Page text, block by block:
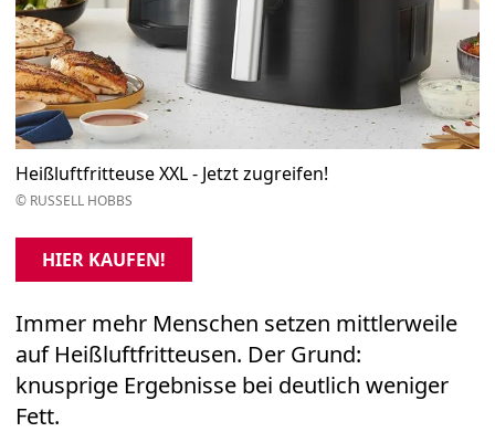
Heißluftfritteuse XXL - Jetzt zugreifen!
© RUSSELL HOBBS
HIER KAUFEN!
Immer mehr Menschen setzen mittlerweile
auf Heißluftfritteusen. Der Grund:
knusprige Ergebnisse bei deutlich weniger
Fett.